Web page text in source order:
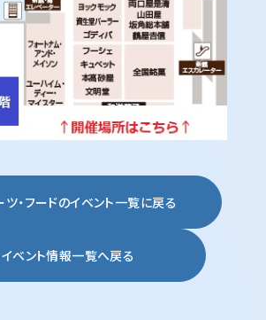
・フードのイベント一覧に戻る
イベント情報一覧へ戻る